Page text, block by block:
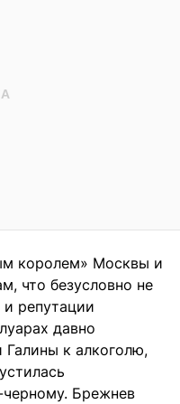
королем» Москвы и
что безусловно не
и репутации
давно
Галины к алкоголю,
черному. Брежнев